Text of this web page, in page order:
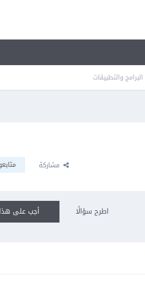
البرامج والتطبيقات
مشاركة
أجب على اطرح سؤالًا